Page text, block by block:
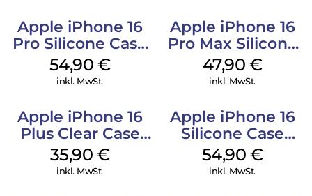
Apple iPhone 16
Pro Silicone Case
MagSafe Black
54,90 €
inkl. MwSt.
Apple iPhone 16
Pro Max Silicone
Case MagSafe
Black
47,90 €
inkl. MwSt.
Apple iPhone 16
Plus Clear Case
MagSafe
Transparent
35,90 €
inkl. MwSt.
Apple iPhone 16
Silicone Case
MagSafe Black
54,90 €
inkl. MwSt.